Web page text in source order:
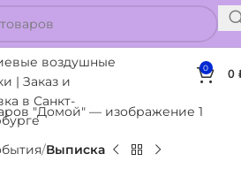
0 0
Выписка